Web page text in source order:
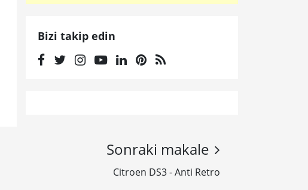
Bizi takip edin
Sonraki makale
Citroen DS3 - Anti Retro